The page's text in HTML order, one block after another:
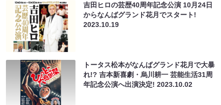
吉田ヒロの芸歴40周年記念公演 10月24日
からなんばグランド花月でスタート!
2023.10.19
トータス松本がなんばグランド花月で大暴
れ!? 吉本新喜劇・烏川耕一 芸能生活31周
年記念公演へ出演決定!2023.10.02